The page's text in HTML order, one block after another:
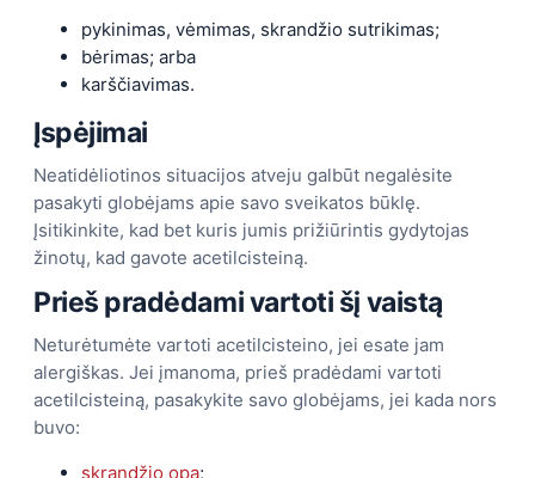
pykinimas, vėmimas, skrandžio sutrikimas;
bėrimas; arba
karščiavimas.
Įspėjimai
Neatidėliotinos situacijos atveju galbūt negalėsite
pasakyti globėjams apie savo sveikatos būklę.
Įsitikinkite, kad bet kuris jumis prižiūrintis gydytojas
žinotų, kad gavote acetilcisteiną.
Prieš pradėdami vartoti šį vaistą
Neturėtumėte vartoti acetilcisteino, jei esate jam
alergiškas. Jei įmanoma, prieš pradėdami vartoti
acetilcisteiną, pasakykite savo globėjams, jei kada nors
buvo:
skrandžio opa;